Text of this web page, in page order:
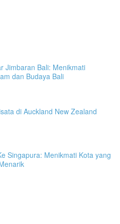
Jimbaran Bali: Menikmati
dan Budaya Bali
di Auckland New Zealand
Singapura: Menikmati Kota yang